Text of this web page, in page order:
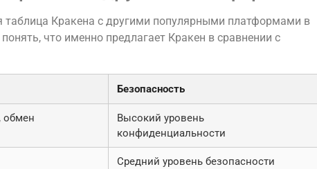
таблица Кракена с другими популярными платформами в
что именно предлагает Кракен в сравнении с
Безопасность
обмен
Высокий уровень
конфиденциальности
Средний уровень безопасности